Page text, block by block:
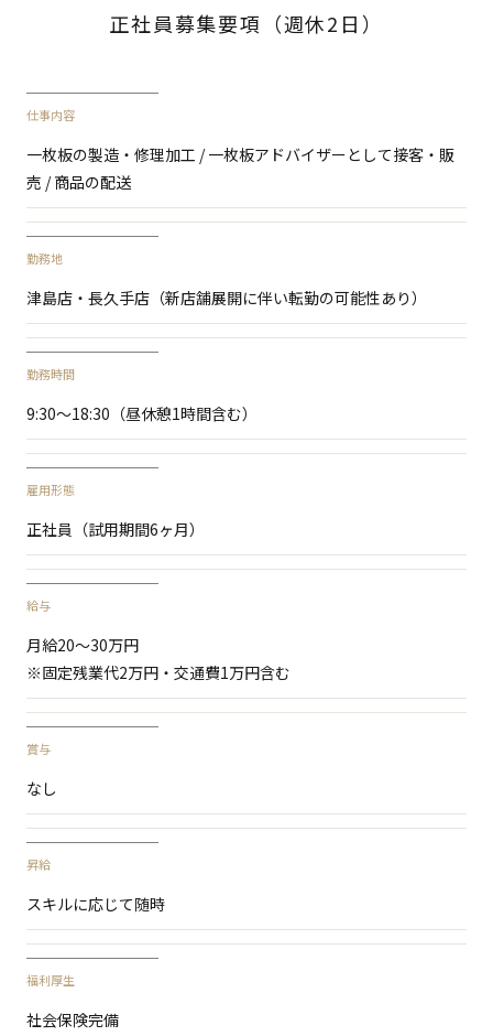
正社員募集要項（週休2日）
仕事内容
一枚板の製造・修理加工 / 一枚板アドバイザーとして接客・販
売 / 商品の配送
勤務地
津島店・長久手店（新店舗展開に伴い転勤の可能性あり）
勤務時間
9:30〜18:30（昼休憩1時間含む）
雇用形態
正社員（試用期間6ヶ月）
給与
月給20〜30万円
※固定残業代2万円・交通費1万円含む
賞与
なし
昇給
スキルに応じて随時
福利厚生
社会保険完備